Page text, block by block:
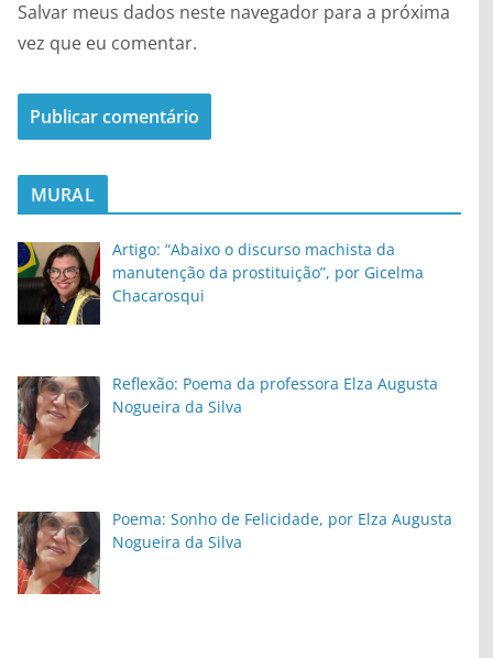
Salvar meus dados neste navegador para a próxima
vez que eu comentar.
MURAL
Artigo: “Abaixo o discurso machista da
manutenção da prostituição”, por Gicelma
Chacarosqui
Reflexão: Poema da professora Elza Augusta
Nogueira da Silva
Poema: Sonho de Felicidade, por Elza Augusta
Nogueira da Silva